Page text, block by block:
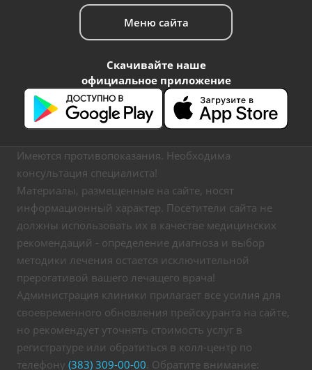
Меню сайта
Скачивайте наше
официальное приложение
Имеются противопоказания. Необходима
консультация специалиста!
Материалы, размещенные на сайте, носят
информационный характер. Посетители сайта не
должны использовать их в качестве медицинских
рекомендаций - определение диагноза и выбор
методики лечения остается исключительной
прерогативой вашего лечащего врача!
Администрация клиники прилагает все усилия для
своевременного обновления прейскуранта на сайте,
но рекомендует уточнять стоимость услуг в
регистратуре или обратиться в колл-центр по
телефону (383) 309-00-00. Обратите внимание: